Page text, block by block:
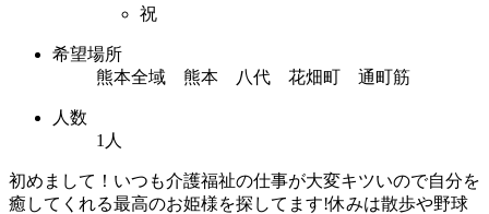
祝
希望場所
熊本全域 熊本 八代 花畑町 通町筋
人数
1人
初めまして！いつも介護福祉の仕事が大変キツいので自分を
癒してくれる最高のお姫様を探してます!休みは散歩や野球